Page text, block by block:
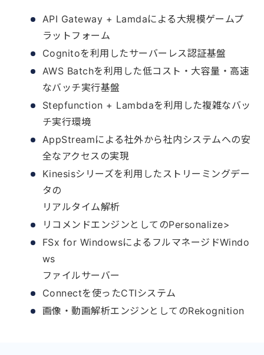
API Gateway + Lamdaによる大規模ゲームプ
ラットフォーム
Cognitoを利用したサーバーレス認証基盤
AWS Batchを利用した低コスト・大容量・高速
なバッチ実行基盤
Stepfunction + Lambdaを利用した複雑なバッ
チ実行環境
AppStreamによる社外から社内システムへの安
全なアクセスの実現
Kinesisシリーズを利用したストリーミングデー
タの
リアルタイム解析
リコメンドエンジンとしてのPersonalize>
FSx for WindowsによるフルマネージドWindo
ws
ファイルサーバー
Connectを使ったCTIシステム
画像・動画解析エンジンとしてのRekognition